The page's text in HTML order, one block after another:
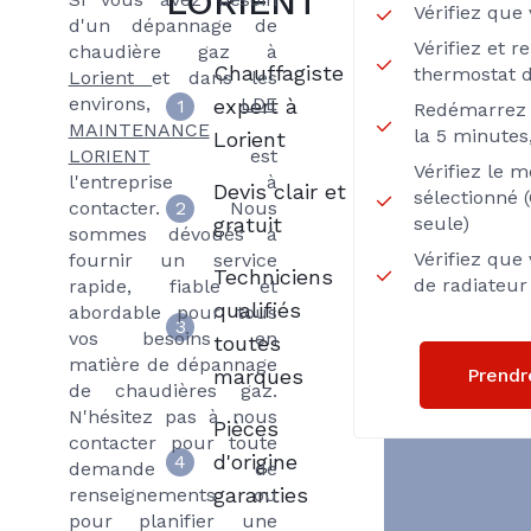
d'un dépannage de
chaudière gaz à
Lorientet dans les
environs,LDE
MAINTENANCE
LORIENT est
l'entreprise à
contacter. Nous
sommes dévoués à
fournir un service
rapide, fiable et
abordable pour tous
vos besoins en
matière de dépannage
de chaudières gaz.
N'hésitez pas à nous
contacter pour toute
demande de
renseignements ou
pour planifier une
Vérifiez que
Vérifiez et
thermostat
la 5
Vérifiez le
sélectionné
seule)
Vérifiez que
de
1
Chauffagiste
expert à
Lorient
2
Devis clair et
gratuit
3
Techniciens
qualifiés
toutes
marques
4
Pièces
d'origine
garanties